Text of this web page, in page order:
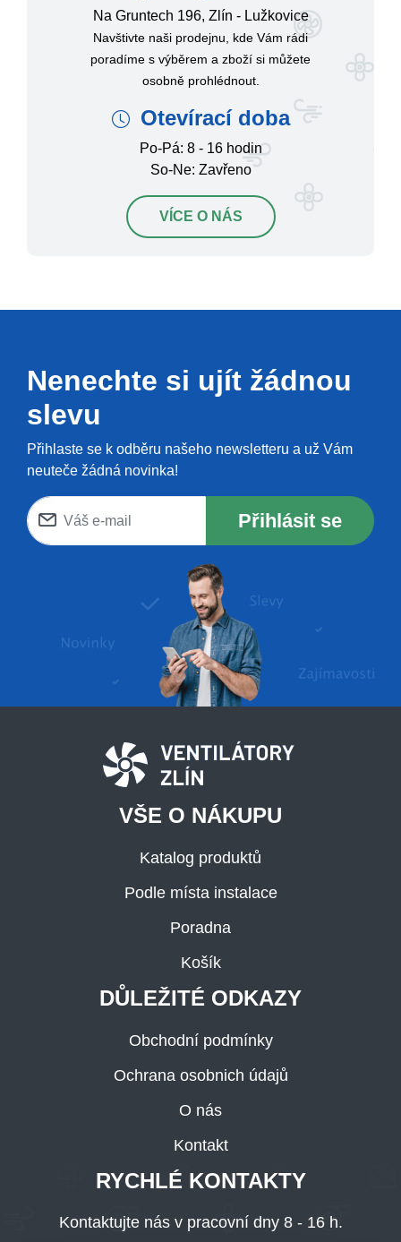
Na Gruntech 196, Zlín - Lužkovice
Navštivte naši prodejnu, kde Vám rádi
poradíme s výběrem a zboží si můžete
osobně prohlédnout.
Otevírací doba
Po-Pá: 8 - 16 hodin
So-Ne: Zavřeno
VÍCE O NÁS
Nenechte si ujít žádnou
slevu
Přihlaste se k odběru našeho newsletteru a už Vám
neuteče žádná novinka!
Přihlásit se
VŠE O NÁKUPU
Katalog produktů
Podle místa instalace
Poradna
Košík
DŮLEŽITÉ ODKAZY
Obchodní podmínky
Ochrana osobnich údajů
O nás
Kontakt
RYCHLÉ KONTAKTY
Kontaktujte nás v pracovní dny 8 - 16 h.